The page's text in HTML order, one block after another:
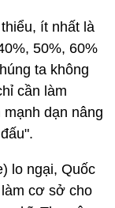
ít nhất là
50%, 60%
ta không
cần làm
dạn nâng
lo ngại, Quốc
cơ sở cho